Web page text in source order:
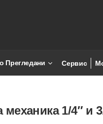
Прегледани Сервис
механика 1/4″ и